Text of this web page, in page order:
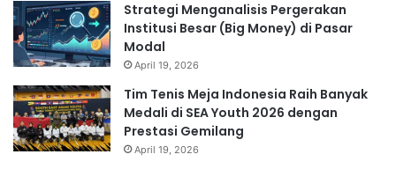
Strategi Menganalisis Pergerakan
Institusi Besar (Big Money) di Pasar
Modal
April 19, 2026
Tim Tenis Meja Indonesia Raih Banyak
Medali di SEA Youth 2026 dengan
Prestasi Gemilang
April 19, 2026